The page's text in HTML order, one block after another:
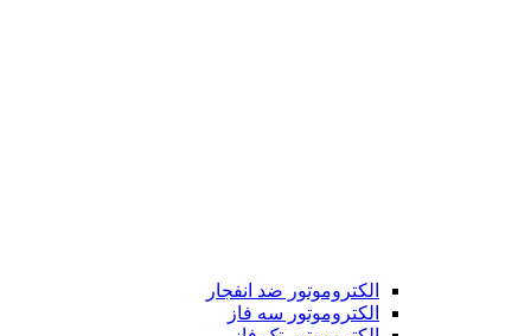
الکتروموتور ضد انفجار
الکتروموتور سه فاز